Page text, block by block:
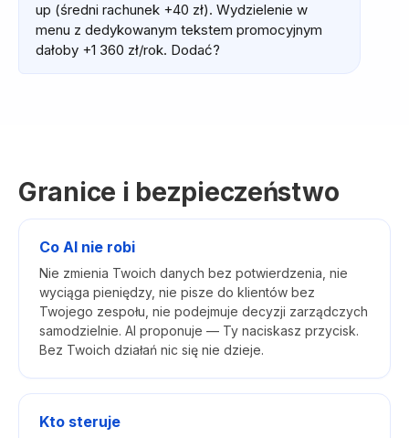
up (średni rachunek +40 zł). Wydzielenie w
menu z dedykowanym tekstem promocyjnym
dałoby +1 360 zł/rok. Dodać?
Granice i bezpieczeństwo
Co AI nie robi
Nie zmienia Twoich danych bez potwierdzenia, nie
wyciąga pieniędzy, nie pisze do klientów bez
Twojego zespołu, nie podejmuje decyzji zarządczych
samodzielnie. AI proponuje — Ty naciskasz przycisk.
Bez Twoich działań nic się nie dzieje.
Kto steruje